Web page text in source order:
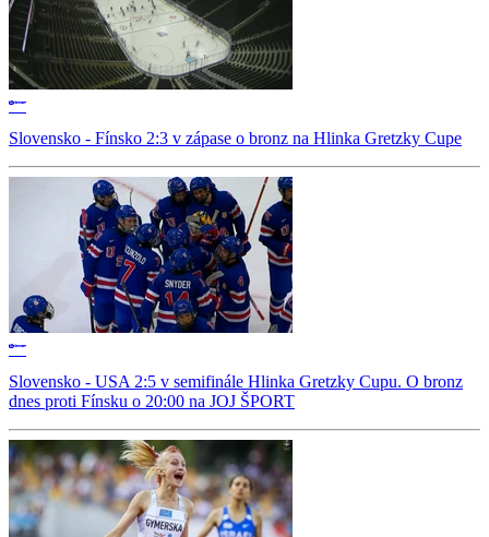
Slovensko - Fínsko 2:3 v zápase o bronz na Hlinka Gretzky Cupe
Slovensko - USA 2:5 v semifinále Hlinka Gretzky Cupu. O bronz
dnes proti Fínsku o 20:00 na JOJ ŠPORT